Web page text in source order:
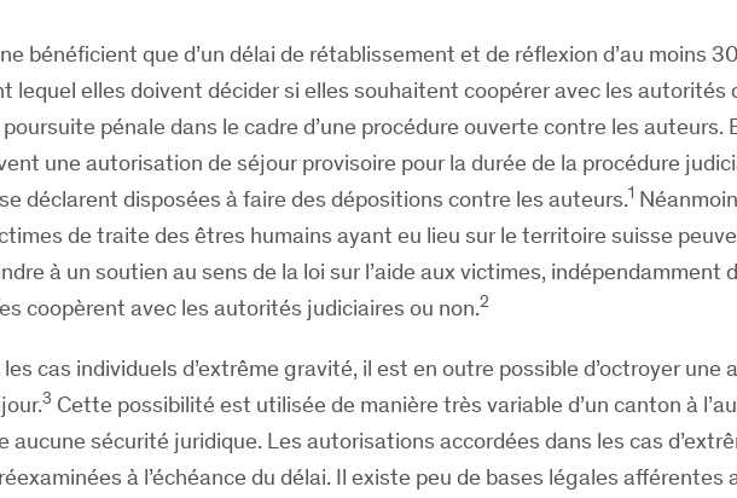
bénéficient que d’un délai de rétablissement et de réflexion d’au moins
lequel elles doivent décider si elles souhaitent coopérer avec les autorités
pénale dans le cadre d’une procédure ouverte contre les auteurs.
une autorisation de séjour provisoire pour la durée de la procédure
déclarent disposées à faire des dépositions contre les auteurs.1
de traite des êtres humains ayant eu lieu sur le territoire suisse
à un soutien au sens de la loi sur l’aide aux victimes, indépendamment
coopèrent avec les autorités judiciaires ou non.2
les cas individuels d’extrême gravité, il est en outre possible d’octroyer une
3 Cette possibilité est utilisée de manière très variable d’un canton à
aucune sécurité juridique. Les autorisations accordées dans les cas
à l’échéance du délai. Il existe peu de bases légales afférentes